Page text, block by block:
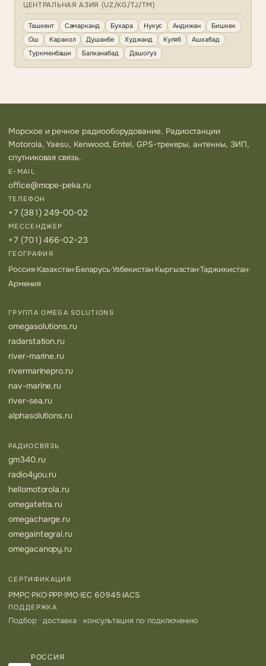
ЦЕНТРАЛЬНАЯ АЗИЯ (UZ/KG/TJ/TM)
Ташкент Самарканд Бухара Нукус Андижан
Бишкек
Ош
Каракол Душанбе Худжанд Куляб
Ашхабад
Туркменбаши
Балканабад Дашогуз
Морское и речное радиооборудование. Радиостанции
Motorola, Yaesu, Kenwood, Entel, GPS-трекеры, антенны, ЗИП,
спутниковая связь.
E-MAIL
office@mope-peka.ru
ТЕЛЕФОН
+7 (381) 249-00-02
МЕССЕНДЖЕР
+7 (701) 466-02-23
ГЕОГРАФИЯ
Россия·Казахстан·Беларусь·Узбекистан·Кыргызстан·Таджикистан·
Армения
ГРУППА OMEGA SOLUTIONS
omegasolutions.ru
radarstation.ru
river-marine.ru
rivermarinepro.ru
nav-marine.ru
river-sea.ru
alphasolutions.ru
РАДИОСВЯЗЬ
gm340.ru
radio4you.ru
hellomotorola.ru
omegatetra.ru
omegacharge.ru
omegaintegral.ru
omegacanopy.ru
СЕРТИФИКАЦИЯ
РМРС·РКО·РРР·IMO·IEC 60945·IACS
ПОДДЕРЖКА
Подбор · доставка · консультация по подключению
РОССИЯ